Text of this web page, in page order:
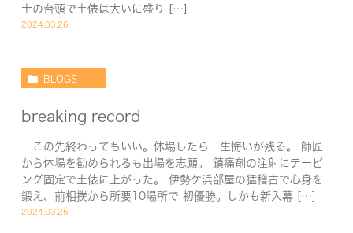
士の台頭で土俵は大いに盛り […]
2024.03.26
BLOGS
breaking record
この先終わってもいい。休場したら一生悔いが残る。 師匠
から休場を勧められるも出場を志願。 鎮痛剤の注射にテーピ
ング固定で土俵に上がった。 伊勢ケ浜部屋の猛稽古で心身を
鍛え、前相撲から所要10場所で 初優勝。しかも新入幕 […]
2024.03.25